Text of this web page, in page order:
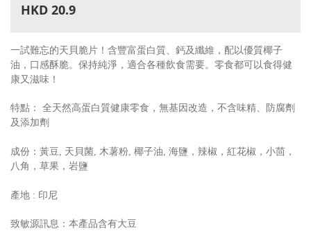
HKD 20.9
一試難忘的天貝脆片！含豐富蛋白質、鈣及纖維，配以優質椰子
油，口感酥脆。保持純淨，適合各種飲食需要。零食都可以食得健
康又滋味！
特點： 全天然高蛋白質健康零食，無基因改造，不含味精、防腐劑
及添加劑
成份：黃豆, 天貝菌, 木薯粉, 椰子油, 海鹽，辣椒，紅花椒，小茴，
八角，草果，岩鹽
產地 : 印尼
致敏源訊息：本產品含有大豆